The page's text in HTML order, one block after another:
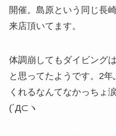
開催。島原という同じ長
来店頂いてます。
体調崩してもダイビング
と思ってたようです。2
くれるなんてなかっちょ
(´Д⊂ヽ